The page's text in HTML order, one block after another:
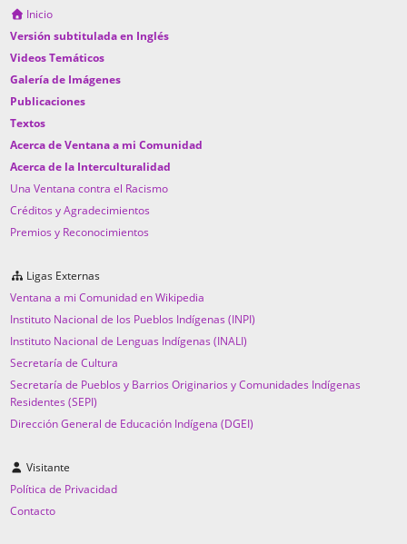
Inicio
Versión subtitulada en Inglés
Videos Temáticos
Galería de Imágenes
Publicaciones
Textos
Acerca de Ventana a mi Comunidad
Acerca de la Interculturalidad
Una Ventana contra el Racismo
Créditos y Agradecimientos
Premios y Reconocimientos
Ligas Externas
Ventana a mi Comunidad en Wikipedia
Instituto Nacional de los Pueblos Indígenas (INPI)
Instituto Nacional de Lenguas Indígenas (INALI)
Secretaría de Cultura
Secretaría de Pueblos y Barrios Originarios y Comunidades Indígenas
Residentes (SEPI)
Dirección General de Educación Indígena (DGEI)
Visitante
Política de Privacidad
Contacto